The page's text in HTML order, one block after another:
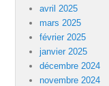
avril 2025
mars 2025
février 2025
janvier 2025
décembre 2024
novembre 2024